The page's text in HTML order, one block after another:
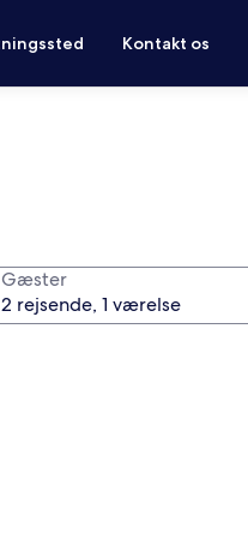
Kontakt os
Gæster